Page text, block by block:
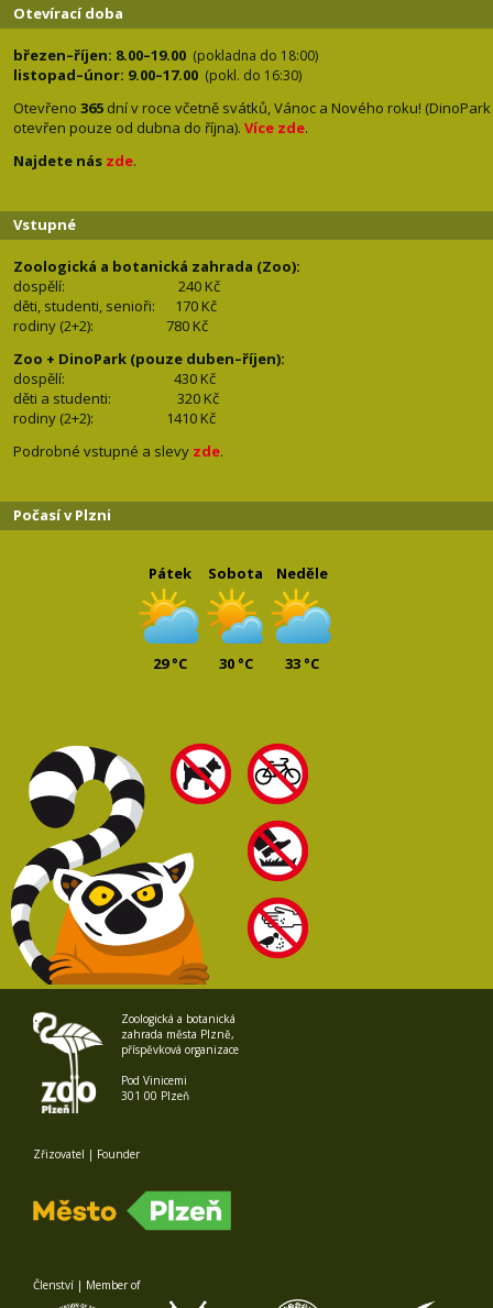
Otevírací doba
březen–říjen: 8.00–19.00 (pokladna do 18:00)
listopad–únor: 9.00–17.00 (pokl. do 16:30)
Otevřeno 365 dní v roce včetně svátků, Vánoc a Nového roku! (DinoPark
otevřen pouze od dubna do října). Více zde.
Najdete nás zde.
Vstupné
Zoologická a botanická zahrada (Zoo):
dospělí:
240 Kč
děti, studenti, senioři: 170 Kč
rodiny (2+2): 780 Kč
Zoo + DinoPark (pouze duben–říjen):
dospělí: 430 Kč
děti a studenti: 320 Kč
rodiny (2+2): 1410 Kč
Podrobné vstupné a slevy zde.
Počasí v Plzni
Pátek
29 °C
Sobota
30 °C
Neděle
33 °C
Zoologická a botanická
zahrada města Plzně,
příspěvková organizace
Pod Vinicemi
301 00 Plzeň
Zřizovatel | Founder
Členství | Member of